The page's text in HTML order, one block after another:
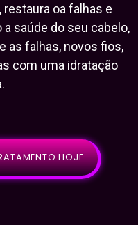
restaura oa falhas e
saúde do seu cabelo,
as falhas, novos fios,
com uma idratação
HOJE